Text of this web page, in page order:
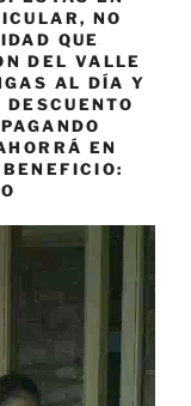
NO
QUE
DEL VALLE
AL DÍA Y
EN